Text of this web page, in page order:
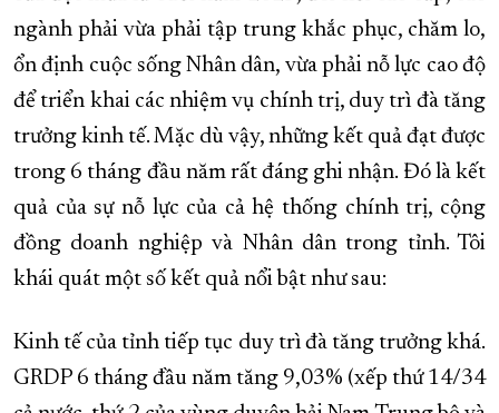
ngành phải vừa phải tập trung khắc phục, chăm lo,
ổn định cuộc sống Nhân dân, vừa phải nỗ lực cao độ
để triển khai các nhiệm vụ chính trị, duy trì đà tăng
trưởng kinh tế. Mặc dù vậy, những kết quả đạt được
trong 6 tháng đầu năm rất đáng ghi nhận. Đó là kết
quả của sự nỗ lực của cả hệ thống chính trị, cộng
đồng doanh nghiệp và Nhân dân trong tỉnh. Tôi
khái quát một số kết quả nổi bật như sau:
Kinh tế của tỉnh tiếp tục duy trì đà tăng trưởng khá.
GRDP 6 tháng đầu năm tăng 9,03% (xếp thứ 14/34